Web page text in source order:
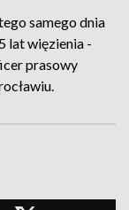
samego dnia
lat więzienia -
prasowy